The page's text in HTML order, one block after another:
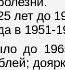
лет до
в 1951-
до